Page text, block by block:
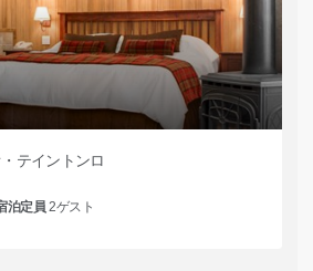
テイントンロ
泊定員 2ゲスト